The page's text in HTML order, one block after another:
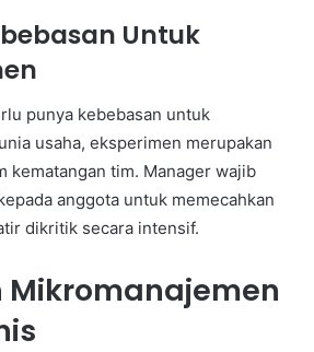
Untuk
punya kebebasan untuk
usaha, eksperimen merupakan
kematangan tim. Manager wajib
anggota untuk memecahkan
dikritik secara intensif.
Mikromanajemen